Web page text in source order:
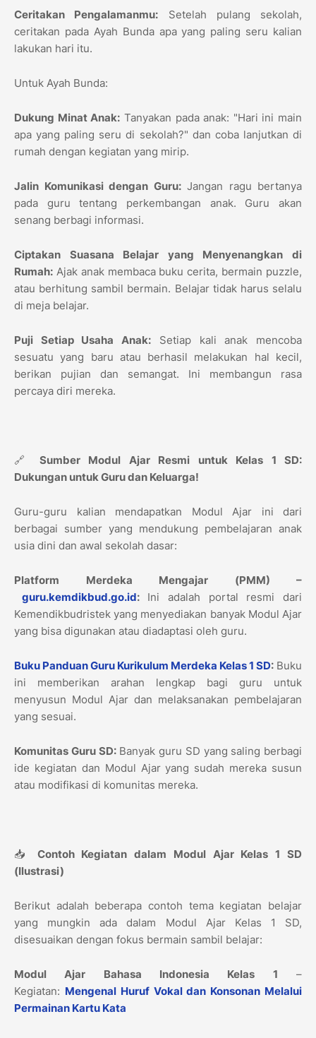
Ceritakan Pengalamanmu: Setelah pulang sekolah,
ceritakan pada Ayah Bunda apa yang paling seru kalian
lakukan hari itu.
Untuk Ayah Bunda:
Dukung Minat Anak: Tanyakan pada anak: "Hari ini main
apa yang paling seru di sekolah?" dan coba lanjutkan di
rumah dengan kegiatan yang mirip.
Jalin Komunikasi dengan Guru:Jangan ragu bertanya
pada guru tentang perkembangan anak. Guru akan
senang berbagi informasi.
Ciptakan Suasana Belajar yang Menyenangkan di
Rumah: Ajak anak membaca buku cerita, bermain puzzle,
atau berhitung sambil bermain. Belajar tidak harus selalu
di meja belajar.
Puji Setiap Usaha Anak: Setiap kali anak mencoba
sesuatu yang baru atau berhasil melakukan hal kecil,
berikan pujian dan semangat. Ini membangun rasa
percaya diri mereka.
🔗 Sumber Modul Ajar Resmi untuk Kelas 1 SD:
Dukungan untuk Guru dan Keluarga!
Guru-guru kalian mendapatkan Modul Ajar ini dari
berbagai sumber yang mendukung pembelajaran anak
usia dini dan awal sekolah dasar:
Platform Merdeka Mengajar (PMM) –
guru.kemdikbud.go.id:Ini adalah portal resmi dari
Kemendikbudristek yang menyediakan banyak Modul Ajar
yang bisa digunakan atau diadaptasi oleh guru.
Buku Panduan Guru Kurikulum Merdeka Kelas 1 SD: Buku
ini memberikan arahan lengkap bagi guru untuk
menyusun Modul Ajar dan melaksanakan pembelajaran
yang sesuai.
Komunitas Guru SD:Banyak guru SD yang saling berbagi
ide kegiatan dan Modul Ajar yang sudah mereka susun
atau modifikasi di komunitas mereka.
📥 Contoh Kegiatan dalam Modul Ajar Kelas 1 SD
(Ilustrasi)
Berikut adalah beberapa contoh tema kegiatan belajar
yang mungkin ada dalam Modul Ajar Kelas 1 SD,
disesuaikan dengan fokus bermain sambil belajar:
Modul Ajar Bahasa Indonesia Kelas 1 –
Kegiatan: Mengenal Huruf Vokal dan Konsonan Melalui
Permainan Kartu Kata